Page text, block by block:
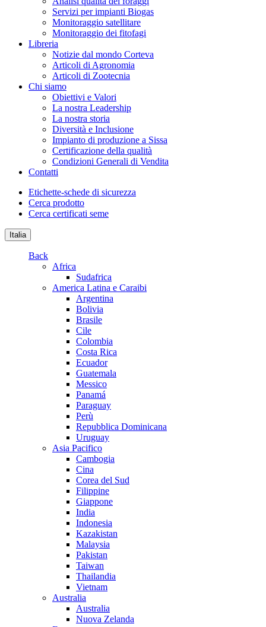
Servizi per impianti Biogas
Monitoraggio satellitare
Monitoraggio dei fitofagi
Libreria
Notizie dal mondo Corteva
Articoli di Agronomia
Articoli di Zootecnia
Chi siamo
Obiettivi e Valori
La nostra Leadership
La nostra storia
Diversità e Inclusione
Impianto di produzione a Sissa
Certificazione della qualità
Condizioni Generali di Vendita
Contatti
Etichette-schede di sicurezza
Cerca prodotto
Cerca certificati seme
Italia
Back
Africa
Sudafrica
America Latina e Caraibi
Argentina
Bolivia
Brasile
Cile
Colombia
Costa Rica
Ecuador
Guatemala
Messico
Panamá
Paraguay
Perù
Repubblica Dominicana
Uruguay
Asia Pacifico
Cambogia
Cina
Corea del Sud
Filippine
Giappone
India
Indonesia
Kazakistan
Malaysia
Pakistan
Taiwan
Thailandia
Vietnam
Australia
Australia
Nuova Zelanda